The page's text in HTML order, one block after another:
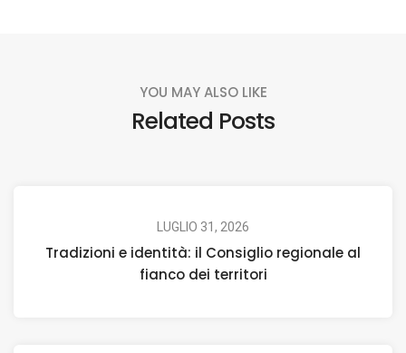
YOU MAY ALSO LIKE
Related Posts
LUGLIO 31, 2026
Tradizioni e identità: il Consiglio regionale al
fianco dei territori